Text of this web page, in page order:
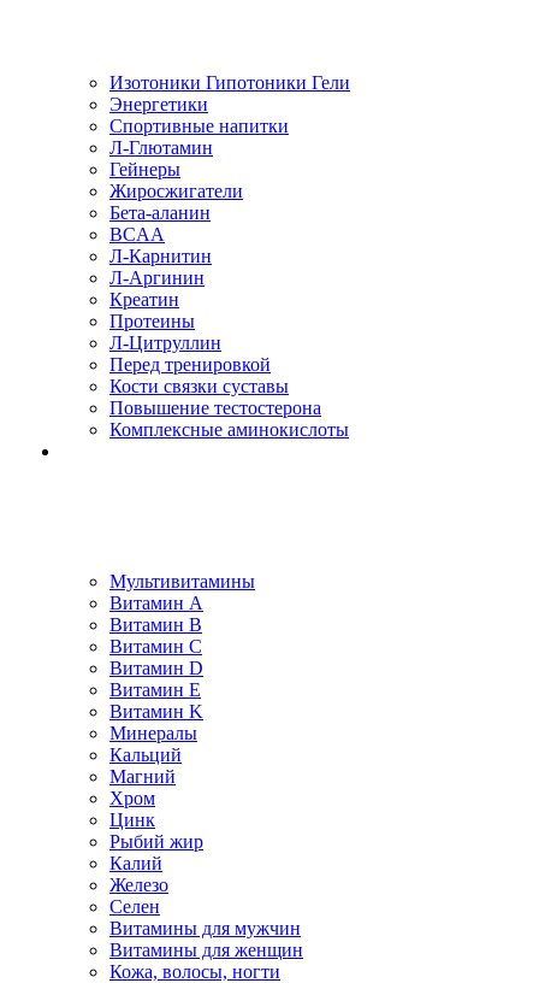
Изотоники Гипотоники Гели
Энергетики
Спортивные напитки
Л-Глютамин
Гейнеры
Жиросжигатели
Бета-аланин
BCAA
Л-Карнитин
Л-Аргинин
Креатин
Протеины
Л-Цитруллин
Перед тренировкой
Кости связки суставы
Повышение тестостерона
Комплексные аминокислоты
Мультивитамины
Витамин A
Витамин B
Витамин C
Витамин D
Витамин E
Витамин K
Минералы
Кальций
Магний
Хром
Цинк
Рыбий жир
Калий
Железо
Селен
Витамины для мужчин
Витамины для женщин
Кожа, волосы, ногти